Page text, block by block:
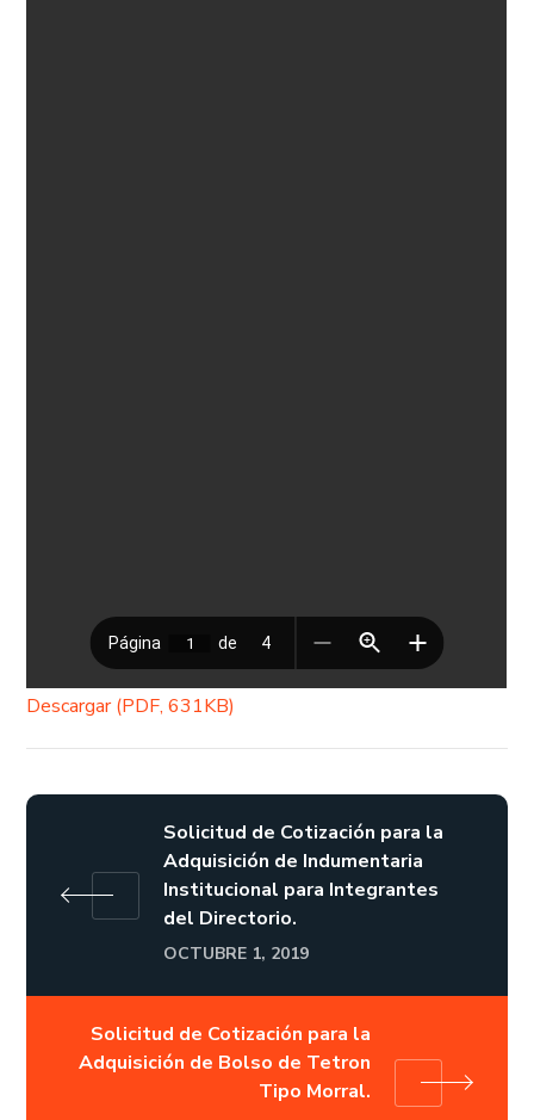
Descargar (PDF, 631KB)
Solicitud de Cotización para la
Adquisición de Indumentaria
Institucional para Integrantes
del Directorio.
OCTUBRE 1, 2019
Solicitud de Cotización para la
Adquisición de Bolso de Tetron
Tipo Morral.